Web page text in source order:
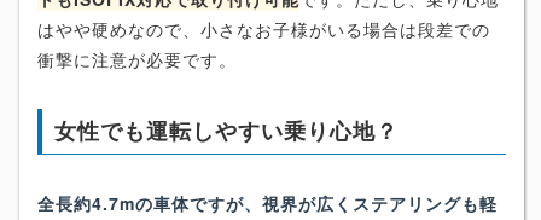
はやや硬めなので、小さなお子様がいる場合は段差での
衝撃に注意が必要です。
女性でも運転しやすい乗り心地？
全長約4.7mの車体ですが、視界が広くステアリングも軽